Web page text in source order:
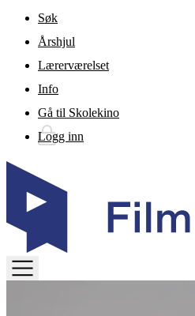
Gå til hovedinnhold
Søk
Årshjul
Lærerværelset
Info
Gå til Skolekino
Logg inn